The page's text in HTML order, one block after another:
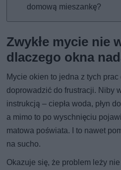
domową mieszankę?
Zwykłe mycie nie
dlaczego okna
Mycie okien to jedna z tych
doprowadzić do frustracji. Niby
instrukcją – ciepła woda, płyn
a mimo to po wyschnięciu
matowa poświata. I to nawet
na sucho.
Okazuje się, że problem leży